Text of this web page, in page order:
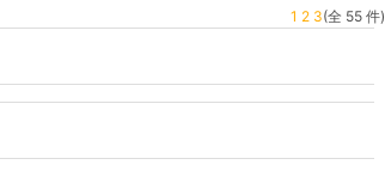
1 2 3(全 55 件)